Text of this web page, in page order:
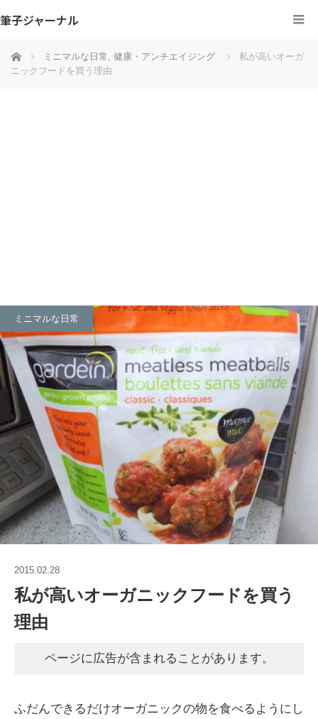
筆子ジャーナル
ホーム ミニマルな日常 , 健康・アンチエイジング
私が高いオーガ
ニックフードを買う理由
ミニマルな日常
2015.02.28
私が高いオーガニックフードを買う
理由
ページに広告が含まれることがあります。
ふだんできるだけオーガニックの物を食べるようにし